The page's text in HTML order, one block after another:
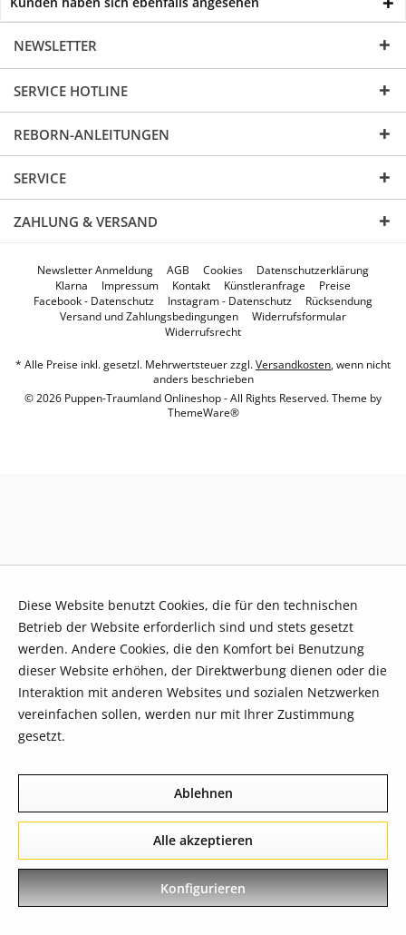
NEWSLETTER
SERVICE HOTLINE
REBORN-ANLEITUNGEN
SERVICE
ZAHLUNG & VERSAND
Newsletter Anmeldung AGB Cookies
Datenschutzerklärung
Klarna
Impressum Kontakt Künstleranfrage
Preise
Facebook - Datenschutz
Instagram - Datenschutz
Rücksendung
Versand und Zahlungsbedingungen
Widerrufsformular
Widerrufsrecht
* Alle Preise inkl. gesetzl. Mehrwertsteuer zzgl.Versandkosten, wenn nicht
anders beschrieben
© 2026 Puppen-Traumland Onlineshop - All Rights Reserved. Theme by
ThemeWare®
Diese Website benutzt Cookies, die für den technischen
Betrieb der Website erforderlich sind und stets gesetzt
werden. Andere Cookies, die den Komfort bei Benutzung
dieser Website erhöhen, der Direktwerbung dienen oder die
Interaktion mit anderen Websites und sozialen Netzwerken
vereinfachen sollen, werden nur mit Ihrer Zustimmung
gesetzt.
Ablehnen
Alle akzeptieren
Konfigurieren